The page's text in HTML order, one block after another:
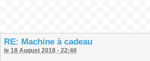
RE: Machine à cadeau
le 18 August 2018 - 22:40